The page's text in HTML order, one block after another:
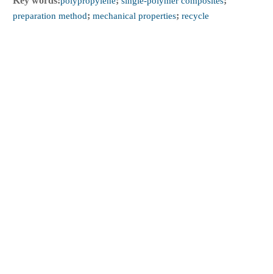
preparation method; mechanical properties; recycle